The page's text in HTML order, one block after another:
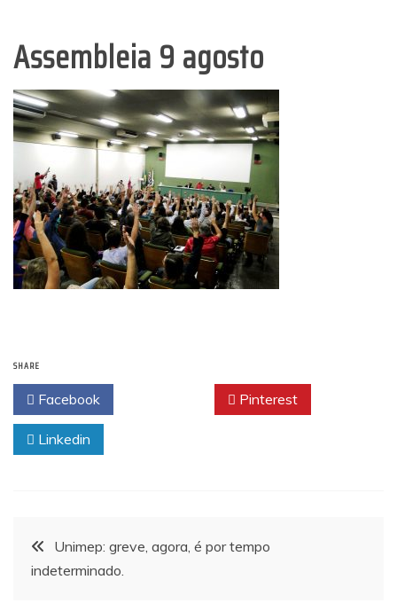
Assembleia 9 agosto
SHARE
Facebook Pinterest
Linkedin
Navegação
de
Unimep: greve, agora, é por tempo
indeterminado.